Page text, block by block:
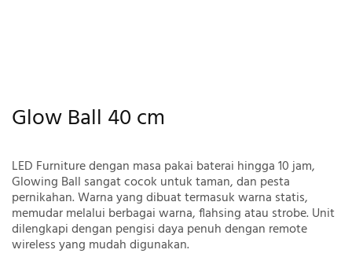
Glow Ball 40 cm
LED Furniture dengan masa pakai baterai hingga 10 jam,
Glowing Ball sangat cocok untuk taman, dan pesta
pernikahan. Warna yang dibuat termasuk warna statis,
memudar melalui berbagai warna, flahsing atau strobe. Unit
dilengkapi dengan pengisi daya penuh dengan remote
wireless yang mudah digunakan.